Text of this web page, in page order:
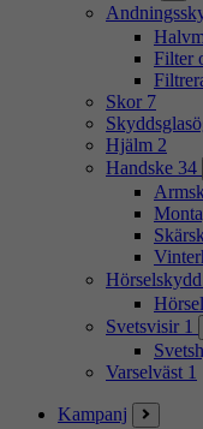
Filter
Skor 7
Hjälm 2
Handske 34
Hörselskydd
Svetsvisir 1
Varselväst 1
Kampanj